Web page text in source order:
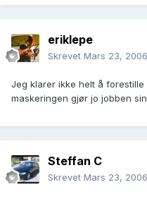
eriklepe
Skrevet Mars 23, 2006
Jeg klarer ikke helt å
maskeringen gjør jo jobben
Steffan C
Skrevet Mars 23, 2006